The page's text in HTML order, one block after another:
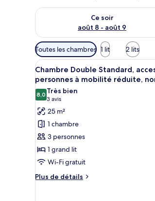
Ce soir
août 8 - août 9
Vérifier la disponibilité pour ce
Filtres
disponibles
pour
les
chambres
Toutes les chambres 1 lit 2 lits
Afficher
toutes
les
photos
pour
ce
type
de
chambre :
Chambre
Double
Une
7
Chambre Double Standard,
personnes à mobilité réduite,
8,08,0 sur 10
Très bien
3 avis
(3 avis)
25 m²
1 chambre
3 personnes
1 grand lit
Wi-Fi gratuit
Plus de détails
Plus